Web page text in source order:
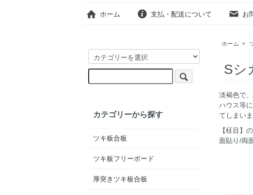
ホーム 支払・配送について お
ホーム >
Sシ
淡褐色で
ハウス等
てしまいま
【柾目】
面貼り/両
カテゴリーから探す
ツキ板合板
ツキ板フリーボード
厚突きツキ板合板